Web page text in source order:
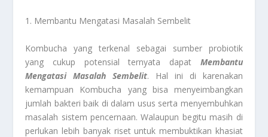
1. Membantu Mengatasi Masalah Sembelit
Kombucha yang terkenal sebagai sumber probiotik
yang cukup potensial ternyata dapat Membantu
Mengatasi Masalah Sembelit. Hal ini di karenakan
kemampuan Kombucha yang bisa menyeimbangkan
jumlah bakteri baik di dalam usus serta menyembuhkan
masalah sistem pencernaan. Walaupun begitu masih di
perlukan lebih banyak riset untuk membuktikan khasiat